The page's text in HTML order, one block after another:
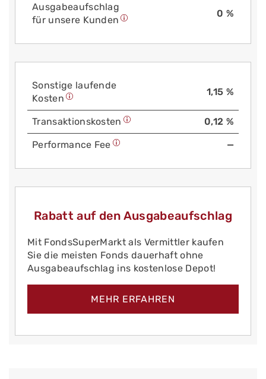
Aus­gabe­auf­schlag
für unsere Kunden
0 %
Sonstige laufende
Kosten
1,15 %
Trans­aktions­kosten 0,12 %
Performance Fee —
Rabatt auf den Ausgabeaufschlag
Mit FondsSuperMarkt als Vermittler kaufen
Sie die meisten Fonds dauerhaft ohne
Ausgabeaufschlag ins kostenlose Depot!
MEHR ERFAHREN